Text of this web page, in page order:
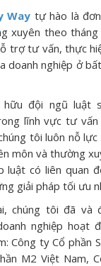
Way tự hào là
xuyên theo tháng
trợ tư vấn, thực
doanh nghiệp ở
đội ngũ luật
lĩnh vực tư
tôi luôn nỗ
môn và thường
luật có liên quan
giải pháp tối ưu
chúng tôi đã và
nghiệp hoạt
Công ty Cổ phần
M2 Việt Nam,